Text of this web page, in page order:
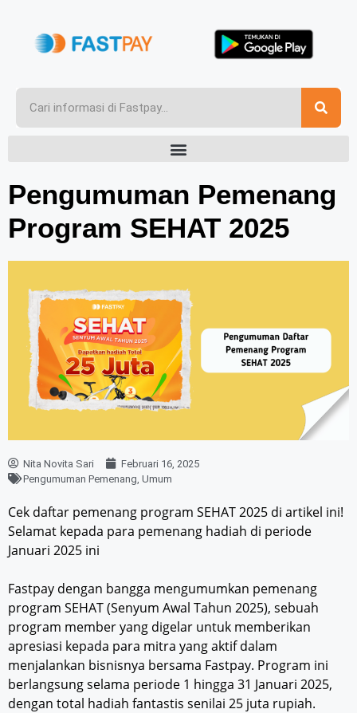
Pengumuman Pemenang
Program SEHAT 2025
Nita Novita Sari
Februari 16, 2025
Pengumuman Pemenang Umum
Cek daftar pemenang program SEHAT 2025 di artikel ini!
Selamat kepada para pemenang hadiah di periode
Januari 2025 ini
Fastpay dengan bangga mengumumkan pemenang
program SEHAT (Senyum Awal Tahun 2025), sebuah
program member yang digelar untuk memberikan
apresiasi kepada para mitra yang aktif dalam
menjalankan bisnisnya bersama Fastpay. Program ini
berlangsung selama periode 1 hingga 31 Januari 2025,
dengan total hadiah fantastis senilai 25 juta rupiah.